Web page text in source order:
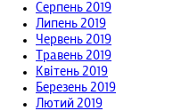
Серпень 2019
Липень 2019
Червень 2019
Травень 2019
Квітень 2019
Березень 2019
Лютий 2019